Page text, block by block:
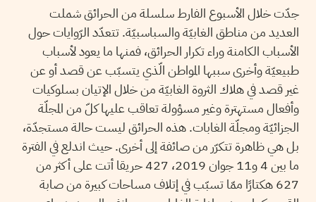
جدّت خلال الأسبوع الفارط سلسلة من الحرائق شملت
العديد من مناطق الغابيّة والسباسبيّة. تتعدّد الرّوايات حول
الأسباب الكامنة وراء تكرار الحرائق، فمنها ما يعود لأسباب
طبيعيّة وأخرى سببها المواطن الّذي يتسبّب عن قصد أو عن
غير قصد في هلاك الثروة الغابيّة من خلال الإتيان بسلوكيات
وأفعال مستهترة وغير مسؤولة تعاقب عليها كلّ من المجلّة
الجزائيّة ومجلّة الغابات. هذه الحرائق ليست حالة مستجدّة،
بل هي ظاهرة تتكرّر من صائفة إلى أخرى. حيث اندلع في الفترة
ما بين 4 و11 جوان 2019، 427 حريقا أتت على أكثر من
627 هكتارًا ممّا تسبّب في إتلاف مساحات كبيرة من صابة